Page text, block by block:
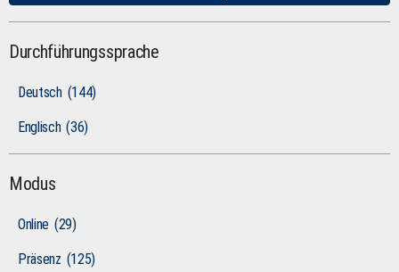
Durchführungssprache
Deutsch (144)
Englisch (36)
Modus
Online (29)
Präsenz (125)